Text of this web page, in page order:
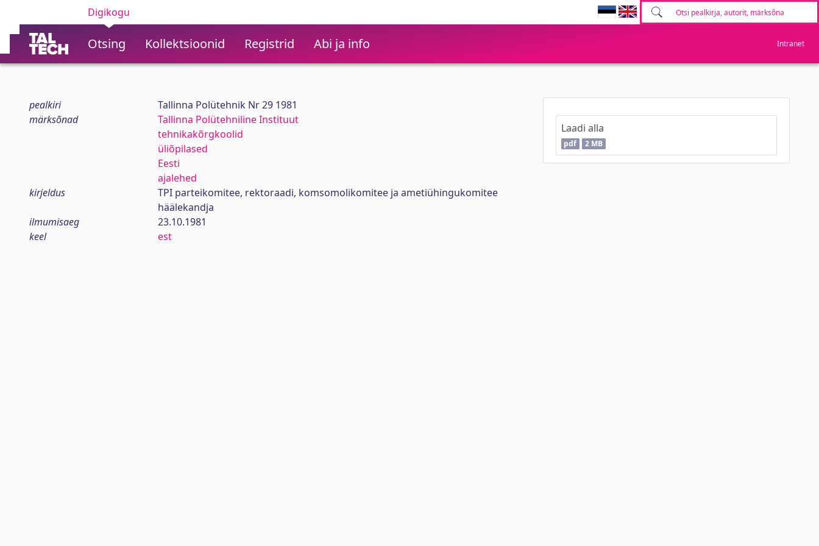
Digikogu
Otsing Kollektsioonid Registrid Abi ja info Intranet
pealkiri
Tallinna Polütehnik Nr 29 1981
märksõnad
Tallinna Polütehniline Instituut
tehnikakõrgkoolid
üliõpilased
Eesti
ajalehed
kirjeldus
TPI parteikomitee, rektoraadi, komsomolikomitee ja ametiühingukomitee
häälekandja
ilmumisaeg
23.10.1981
keel
est
Laadi alla
pdf 2 MB